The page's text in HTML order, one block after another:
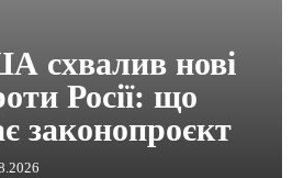
схвалив нові
Росії: що
законопроєкт